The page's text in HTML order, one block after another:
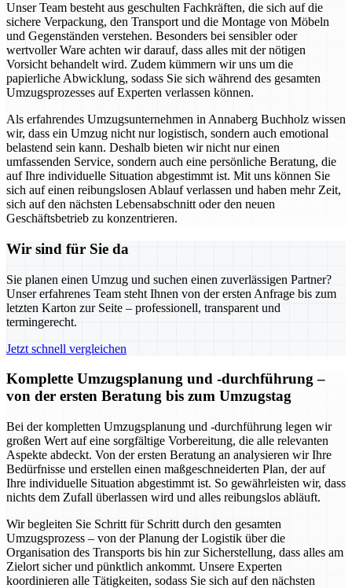
Unser Team besteht aus geschulten Fachkräften, die sich auf die
sichere Verpackung, den Transport und die Montage von Möbeln
und Gegenständen verstehen. Besonders bei sensibler oder
wertvoller Ware achten wir darauf, dass alles mit der nötigen
Vorsicht behandelt wird. Zudem kümmern wir uns um die
papierliche Abwicklung, sodass Sie sich während des gesamten
Umzugsprozesses auf Experten verlassen können.
Als erfahrendes Umzugsunternehmen in Annaberg Buchholz wissen
wir, dass ein Umzug nicht nur logistisch, sondern auch emotional
belastend sein kann. Deshalb bieten wir nicht nur einen
umfassenden Service, sondern auch eine persönliche Beratung, die
auf Ihre individuelle Situation abgestimmt ist. Mit uns können Sie
sich auf einen reibungslosen Ablauf verlassen und haben mehr Zeit,
sich auf den nächsten Lebensabschnitt oder den neuen
Geschäftsbetrieb zu konzentrieren.
Wir sind für Sie da
Sie planen einen Umzug und suchen einen zuverlässigen Partner?
Unser erfahrenes Team steht Ihnen von der ersten Anfrage bis zum
letzten Karton zur Seite – professionell, transparent und
termingerecht.
Jetzt schnell vergleichen
Komplette Umzugsplanung und -durchführung –
von der ersten Beratung bis zum Umzugstag
Bei der kompletten Umzugsplanung und -durchführung legen wir
großen Wert auf eine sorgfältige Vorbereitung, die alle relevanten
Aspekte abdeckt. Von der ersten Beratung an analysieren wir Ihre
Bedürfnisse und erstellen einen maßgeschneiderten Plan, der auf
Ihre individuelle Situation abgestimmt ist. So gewährleisten wir, dass
nichts dem Zufall überlassen wird und alles reibungslos abläuft.
Wir begleiten Sie Schritt für Schritt durch den gesamten
Umzugsprozess – von der Planung der Logistik über die
Organisation des Transports bis hin zur Sicherstellung, dass alles am
Zielort sicher und pünktlich ankommt. Unsere Experten
koordinieren alle Tätigkeiten, sodass Sie sich auf den nächsten